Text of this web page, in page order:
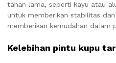
tahan lama, seperti kayu atau
untuk memberikan stabilitas
memberikan kemudahan dalam
Kelebihan pintu kupu